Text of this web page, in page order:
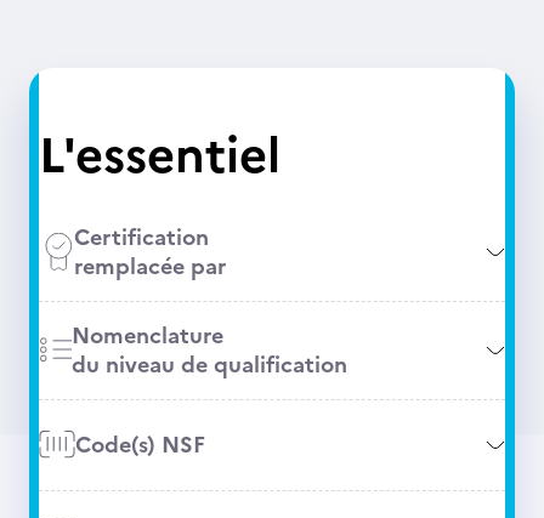
L'essentiel
Certification
remplacée par
Nomenclature
du niveau de qualification
Code(s) NSF